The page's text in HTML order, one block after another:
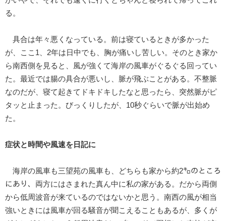
る。
具合は年々悪くなっている。前は寝ているときが多かった
が、ここ1、2年は日中でも、胸が痛いし苦しい。そのとき家か
ら南西側を見ると、風が強くて海岸の風車がぐるぐる回ってい
た。最近では腸の具合が悪いし、脈が飛ぶことがある。不整脈
なのだが、寝て起きてドキドキしたなと思ったら、突然脈がピ
タッと止まった。びっくりしたが、10秒ぐらいで脈が出始め
た。
症状と時間や風速を日記に
海岸の風車も三望苑の風車も、どちらも家から約2㌔のところ
にあり、両方にはさまれた真ん中に私の家がある。だから両側
から低周波音が来ているのではないかと思う。南西の風が相当
強いときには風車が回る騒音が聞こえることもあるが、多くが